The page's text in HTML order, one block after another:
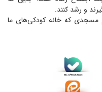
و رشد کنند.
مسجدی که خانه کودکی‌های ما